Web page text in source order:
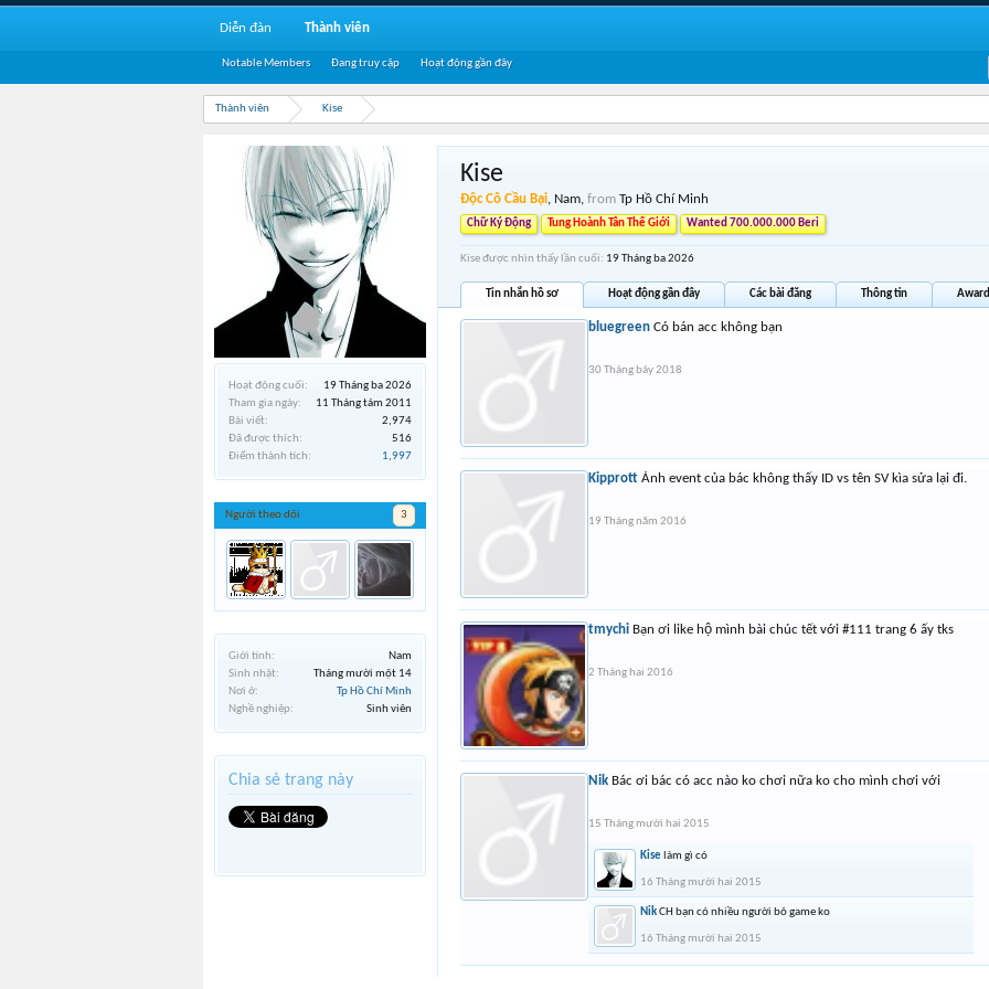
Thành viên Kise
Hoạt động cuối:
19 Tháng ba 2026
Tham gia ngày:
11 Tháng tám 2011
Bài viết:
2,974
Đã được thích:
516
Điểm thành tích:
1,997
Người theo dõi 3
Giới tính:
Nam
Sinh nhật:
Tháng mười một 14
Nơi ở:
Tp Hồ Chí Minh
Nghề nghiệp:
Sinh viên
Chia sẻ trang này
Kise
Độc Cô Cầu Bại, Nam, from Tp Hồ Chí Minh
Chữ Ký Động Tung Hoành Tân Thế Giới Wanted 700.000.000 Beri
Kise được nhìn thấy lần cuối: 19 Tháng ba 2026
Tin nhắn hồ sơ Hoạt động gần đây Các bài đăng Thông tin
bluegreen Có bán acc không bạn
30 Tháng bảy 2018
Kipprott Ảnh event của bác không thấy ID vs tên SV kìa sửa lại đi.
19 Tháng năm 2016
tmychi Bạn ơi like hộ mình bài chúc tết với #111 trang 6 ấy tks
2 Tháng hai 2016
Nik Bác ơi bác có acc nào ko chơi nữa ko cho mình chơi với
15 Tháng mười hai 2015
Kise làm gì có
16 Tháng mười hai 2015
NikCH bạn có nhiều người bỏ game ko
16 Tháng mười hai 2015
Diễn đàn Thành viên
Notable Members Đang truy cập Hoạt động gần đây